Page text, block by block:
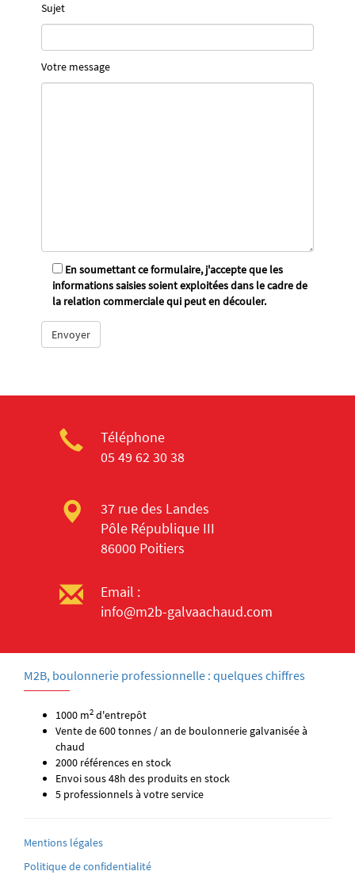
Sujet
Votre message
En soumettant ce formulaire, j'accepte que les
informations saisies soient exploitées dans le cadre de
la relation commerciale qui peut en découler.
Téléphone
05 49 62 30 38
37 rue des Landes
Pôle République III
86000 Poitiers
Email :
info@m2b-galvaachaud.com
M2B, boulonnerie professionnelle : quelques chiffres
1000 m2 d'entrepôt
Vente de 600 tonnes / an de boulonnerie galvanisée à
chaud
2000 références en stock
Envoi sous 48h des produits en stock
5 professionnels à votre service
Mentions légales
Politique de confidentialité